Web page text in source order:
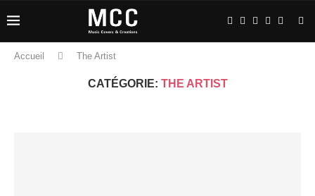
Accueil The Artist
CATÉGORIE: THE ARTIST